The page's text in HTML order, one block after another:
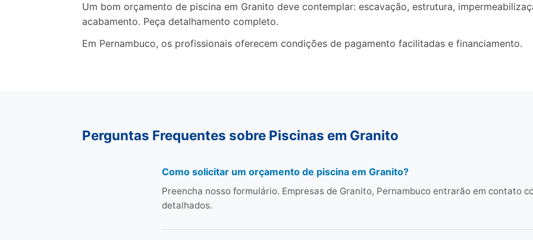
Um bom orçamento de piscina em Granito deve contemplar: escavação, estrutura,
acabamento. Peça detalhamento completo.
Em Pernambuco, os profissionais oferecem condições de pagamento facilitadas e financiamento.
Perguntas Frequentes sobre Piscinas em Granito
Como solicitar um orçamento de piscina em Granito?
Preencha nosso formulário. Empresas de Granito, Pernambuco entrarão em contato
detalhados.